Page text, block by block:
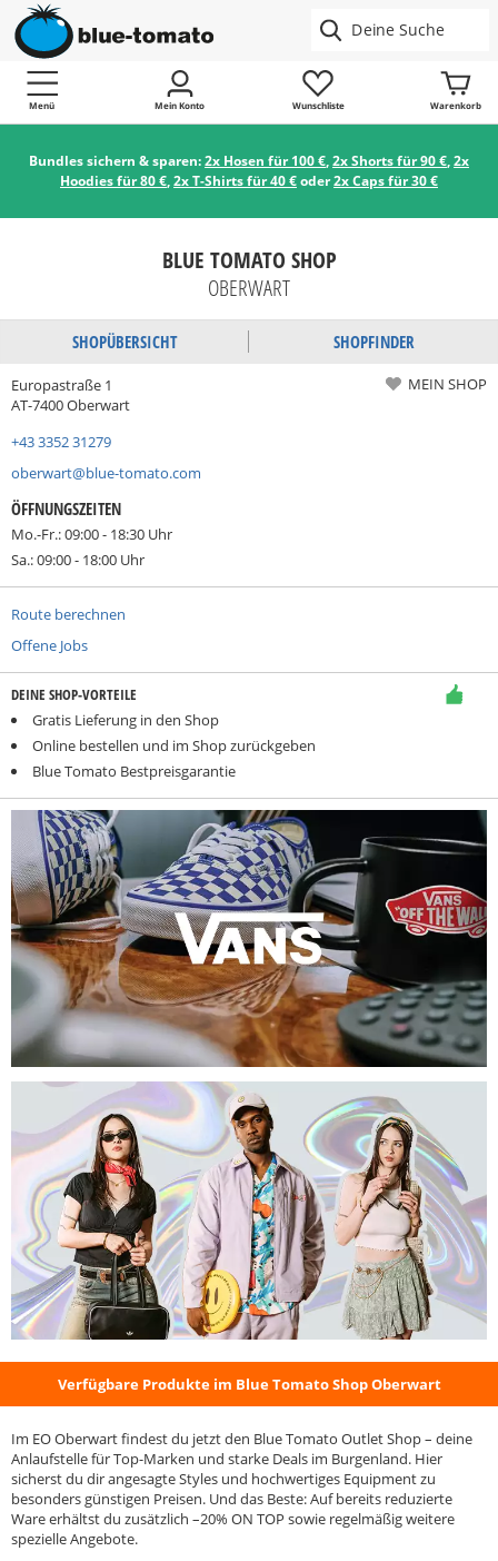
Menü Mein Konto Wunschliste Warenkorb
Bundles sichern & sparen:2x Hosen für 100 €,2x Shorts für 90 €,2x
Hoodies für 80 €,2x T-Shirts für 40 €oder2x Caps für 30 €
BLUE TOMATO SHOP
OBERWART
SHOPÜBERSICHT SHOPFINDER
Europastraße 1
AT-7400 Oberwart
MEIN SHOP
+43 3352 31279
oberwart@blue-tomato.com
ÖFFNUNGSZEITEN
Mo.-Fr.: 09:00 - 18:30 Uhr
Sa.: 09:00 - 18:00 Uhr
Route berechnen
Offene Jobs
DEINE SHOP-VORTEILE
Gratis Lieferung in den Shop
Online bestellen und im Shop zurückgeben
Blue Tomato Bestpreisgarantie
Verfügbare Produkte im Blue Tomato Shop Oberwart
Im EO Oberwart findest du jetzt den Blue Tomato Outlet Shop – deine
Anlaufstelle für Top-Marken und starke Deals im Burgenland. Hier
sicherst du dir angesagte Styles und hochwertiges Equipment zu
besonders günstigen Preisen. Und das Beste: Auf bereits reduzierte
Ware erhältst du zusätzlich –20% ON TOP sowie regelmäßig weitere
spezielle Angebote.